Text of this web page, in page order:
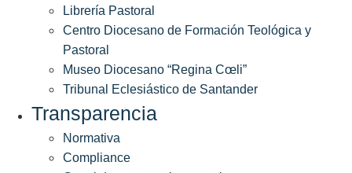
Librería Pastoral
Centro Diocesano de Formación Teológica y
Pastoral
Museo Diocesano “Regina Cœli”
Tribunal Eclesiástico de Santander
Transparencia
Normativa
Compliance